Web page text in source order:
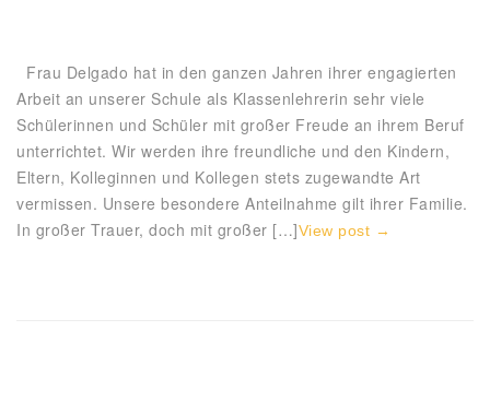
Frau Delgado hat in den ganzen Jahren ihrer engagierten
Arbeit an unserer Schule als Klassenlehrerin sehr viele
Schülerinnen und Schüler mit großer Freude an ihrem Beruf
unterrichtet. Wir werden ihre freundliche und den Kindern,
Eltern, Kolleginnen und Kollegen stets zugewandte Art
vermissen. Unsere besondere Anteilnahme gilt ihrer Familie.
In großer Trauer, doch mit großer […]View post →